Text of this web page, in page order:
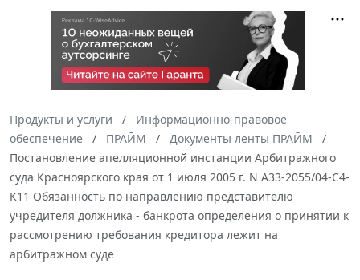
Продукты и услуги
Информационно-правовое
обеспечение
ПРАЙМ
Документы ленты ПРАЙМ
Постановление апелляционной инстанции Арбитражного
суда Красноярского края от 1 июля 2005 г. N А33-2055/04-С4-
К11 Обязанность по направлению представителю
учредителя должника - банкрота определения о принятии к
рассмотрению требования кредитора лежит на
арбитражном суде